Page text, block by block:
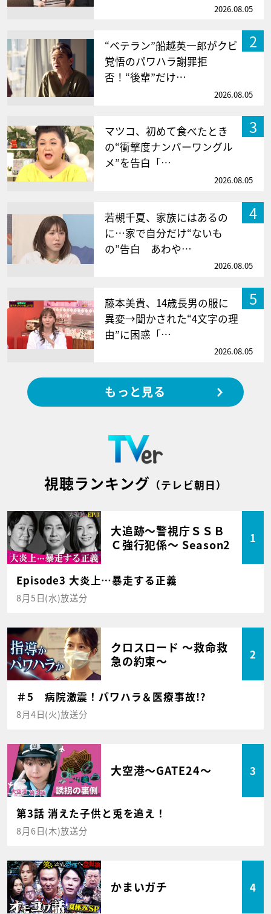
2026.08.05
2
“ベテラン”船越英一郎がクビ
覚悟のパワハラ謝罪拒
否！“後輩”だけ…
2026.08.05
3
マツコ、初めて食べたとき
の“衝撃度ナンバーワングル
メ”を告白「…
2026.08.05
4
若槻千夏、家族にはあるの
に…家で自分だけ“ないも
の”告白 あわや…
2026.08.05
5
藤本美貴、14歳長男の服に
異変→聞かされた“4文字の理
由”に困惑「…
2026.08.05
もっと見る
視聴ランキング （テレビ朝日）
大追跡～警視庁ＳＳＢ
Ｃ強行犯係～ Season2
1
Episode3 大炎上…暴走する正義
8月5日(水)放送分
クロスロード ～救命救
急の約束～
2
＃5 病院激震！パワハラ＆医療事故!?
8月4日(火)放送分
大空港～GATE24～ 3
第3話 消えた子供と兎を追え！
8月6日(木)放送分
かまいガチ 4